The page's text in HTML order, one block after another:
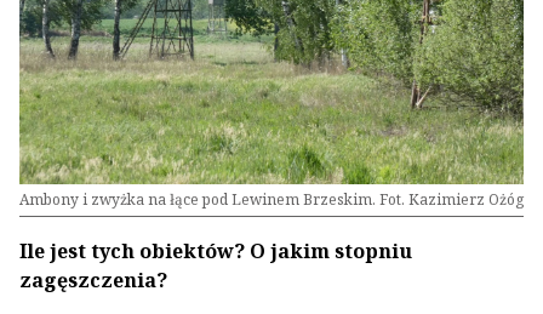
Ambony i zwyżka na łące pod Lewinem Brzeskim. Fot. Kazimierz Ożóg
Ile jest tych obiektów? O jakim stopniu
zagęszczenia?